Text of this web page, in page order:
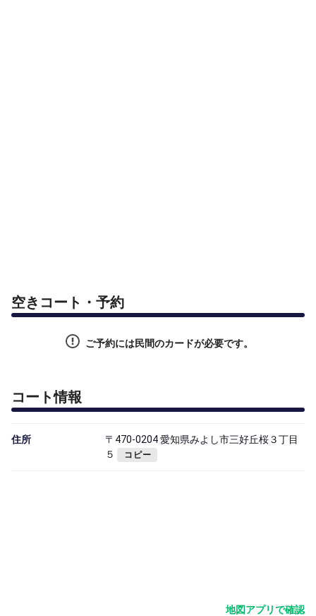
空きコート・予約
ご予約には民間のカードが必要です。
コート情報
住所
〒470-0204 愛知県みよし市三好丘桜３丁目
５
コピー
地図アプリで確認